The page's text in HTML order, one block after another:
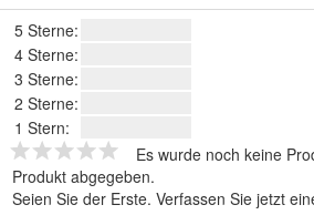
5 Sterne:
4 Sterne:
3 Sterne:
2 Sterne:
1 Stern:
Es wurde noch keine
Produkt abgegeben.
Seien Sie der Erste. Verfassen Sie jetzt